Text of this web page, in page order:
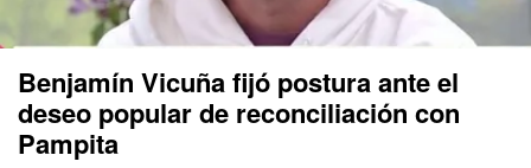
Benjamín Vicuña fijó postura ante el
deseo popular de reconciliación con
Pampita